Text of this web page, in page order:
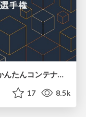
AWS Startup Tech Meetup #3: かんたんコンテナロギング選手権
17 8.5k